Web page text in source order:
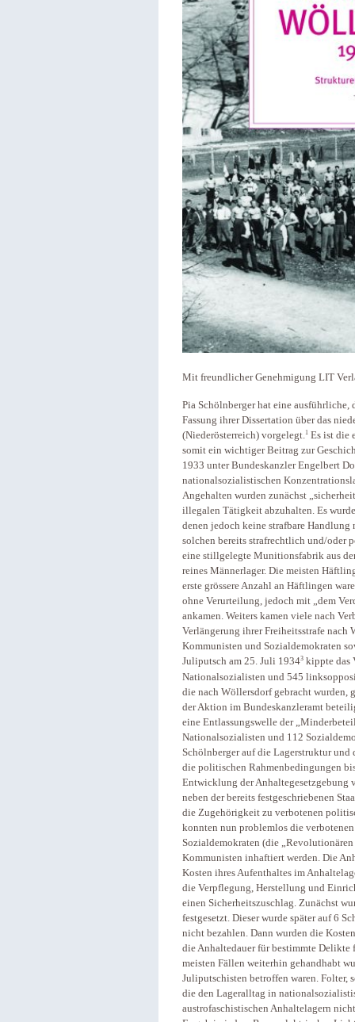
Mit freundlicher Genehmigung LIT
Pia Schölnberger hat eine
Fassung ihrer Dissertation über das
(Niederösterreich) vorgelegt.1 Es ist die
somit ein wichtiger Beitrag zur
1933 unter Bundeskanzler Engelbert
nationalsozialistischen
Angehalten wurden zunächst
illegalen Tätigkeit abzuhalten. Es
denen jedoch keine strafbare
solchen bereits strafrechtlich und/oder
eine stillgelegte Munitionsfabrik aus
reines Männerlager. Die meisten
erste grössere Anzahl an Häftlingen
ohne Verurteilung, jedoch mit „dem
ankamen. Weiters kamen viele nach
Verlängerung ihrer Freiheitsstrafe nach
Kommunisten und Sozialdemokraten
Juliputsch am 25. Juli 19343 kippte das
Nationalsozialisten und 545
die nach Wöllersdorf gebracht wurden,
der Aktion im Bundeskanzleramt
eine Entlassungswelle der
Nationalsozialisten und 112
Schölnberger auf die Lagerstruktur
die politischen Rahmenbedingungen
Entwicklung der Anhaltegesetzgebung
neben der bereits festgeschriebenen
die Zugehörigkeit zu verbotenen
konnten nun problemlos die
Sozialdemokraten (die
Kommunisten inhaftiert werden. Die
Kosten ihres Aufenthaltes im
die Verpflegung, Herstellung und
einen Sicherheitszuschlag. Zunächst
festgesetzt. Dieser wurde später auf 6
nicht bezahlen. Dann wurden die
die Anhaltedauer für bestimmte Delikte
meisten Fällen weiterhin gehandhabt
Juliputschisten betroffen waren. Folter,
die den Lageralltag in
austrofaschistischen Anhaltelagern